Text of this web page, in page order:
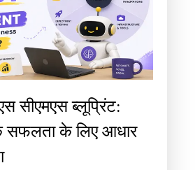
सीएमएस ब्लूप्रिंट:
सफलता के लिए आधार